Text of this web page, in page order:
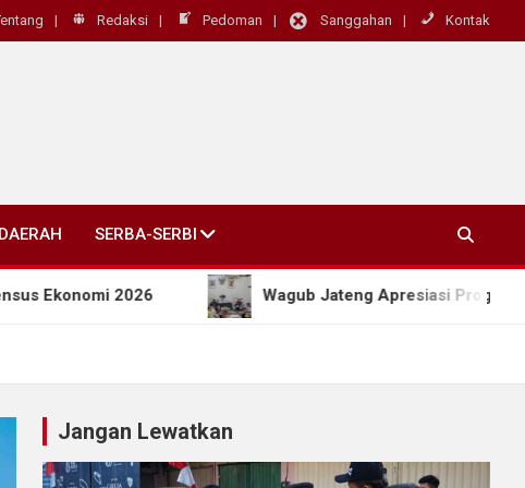
Redaksi Pedoman Sanggahan Kontak
SERBA-SERBI
Wagub Jateng Apresiasi Program SEJUTA
Jangan Lewatkan